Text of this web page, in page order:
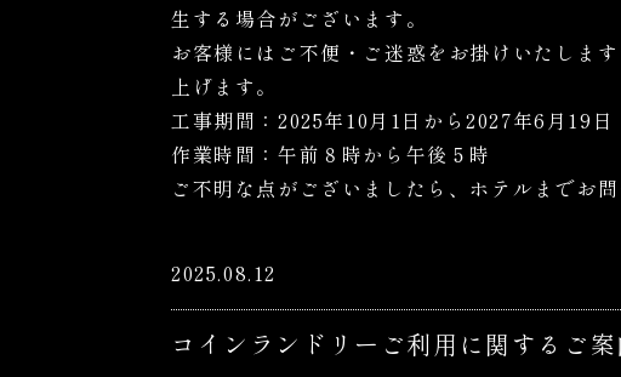
生する場合がございます。
お客様にはご不便・ご迷惑をお掛けいたしま
上げます。
工事期間：2025年10月1日から2027年6月19日
作業時間：午前８時から午後５時
ご不明な点がございましたら、ホテルまでお問
2025.08.12
コインランドリーご利用に関するご案